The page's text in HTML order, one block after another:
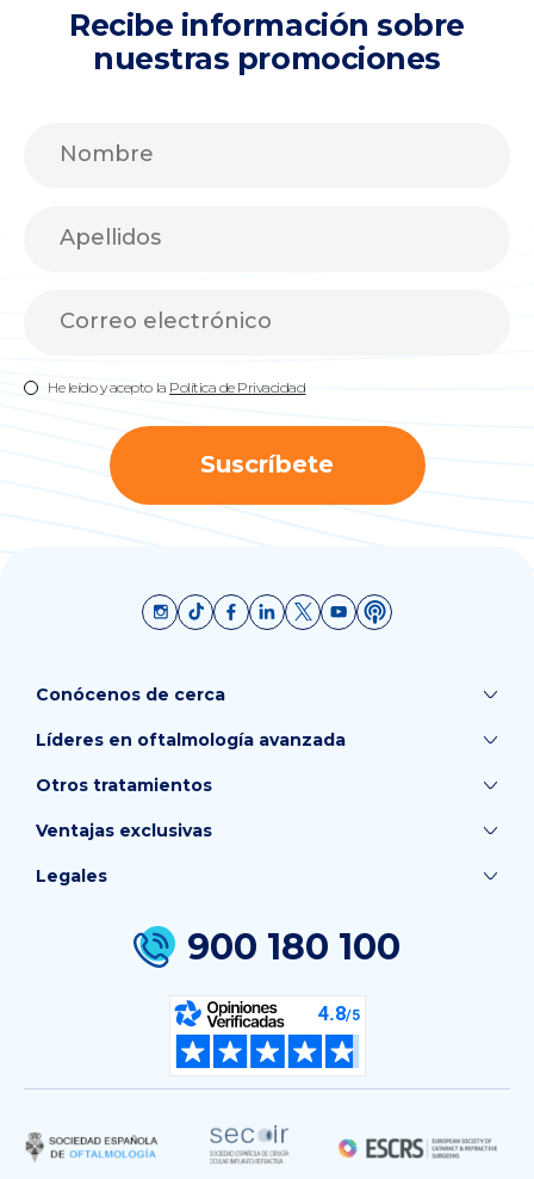
Recibe información sobre
nuestras promociones
He leído y acepto la Política de Privacidad
Suscríbete
Conócenos de cerca
Líderes en oftalmología avanzada
Otros tratamientos
Ventajas exclusivas
900 180 100
Legales